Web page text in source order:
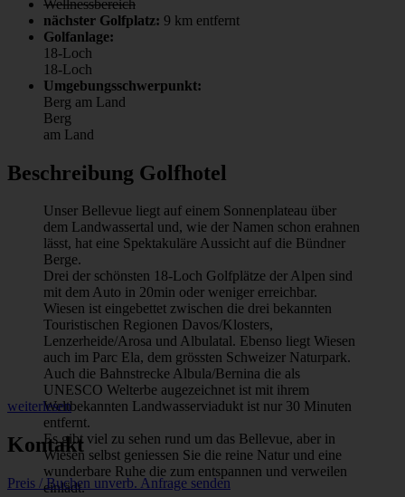
Wellnessbereich
nächster Golfplatz: 9 km entfernt
Golfanlage:
18-Loch
18-Loch
Umgebungsschwerpunkt:
Berg am Land
Berg
am Land
Beschreibung Golfhotel
Unser Bellevue liegt auf einem Sonnenplateau über
dem Landwassertal und, wie der Namen schon erahnen
lässt, hat eine Spektakuläre Aussicht auf die Bündner
Berge.
Drei der schönsten 18-Loch Golfplätze der Alpen sind
mit dem Auto in 20min oder weniger erreichbar.
Wiesen ist eingebettet zwischen die drei bekannten
Touristischen Regionen Davos/Klosters,
Lenzerheide/Arosa und Albulatal. Ebenso liegt Wiesen
auch im Parc Ela, dem grössten Schweizer Naturpark.
Auch die Bahnstrecke Albula/Bernina die als
UNESCO Welterbe augezeichnet ist mit ihrem
Weltbekannten Landwasserviadukt ist nur 30 Minuten
entfernt.
Es gibt viel zu sehen rund um das Bellevue, aber in
Wiesen selbst geniessen Sie die reine Natur und eine
wunderbare Ruhe die zum entspannen und verweilen
einlädt.
weiterlesen
Kontakt
Preis / Buchen unverb. Anfrage senden